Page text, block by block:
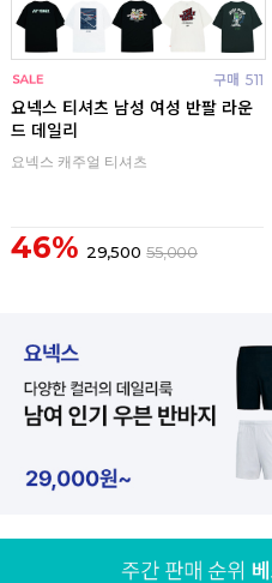
구매 511
요넥스 티셔츠 남성 여성 반팔 라운
드 데일리
요넥스 캐주얼 티셔츠
46% 29,500 55,000